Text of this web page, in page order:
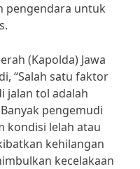
pengendara untuk
(Kapolda) Jawa
“Salah satu faktor
jalan tol adalah
pengemudi
kondisi lelah atau
kehilangan
kecelakaan